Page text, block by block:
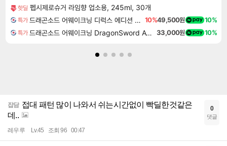
핫딜 펩시제로슈거 라임향 업소용, 245ml, 30개
특가 드래곤소드 어웨이크닝 디럭스 에디션 DragonSword Awakening Deluxe Edition 10%49,500원 10%
특가 드래곤소드 어웨이크닝 DragonSword Awakening 33,000원 10%
잡담 접대 패턴 많이 나와서 쉬는시간없이 빡딜한것같은
데..
레우루 Lv.45 조회 96 00:47
0
댓글